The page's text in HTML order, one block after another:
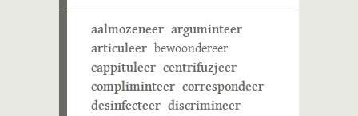
aalmozeneer arguminteer
articuleer bewoondereer
cappituleer centrifuzjeer
compliminteer correspondeer
desinfecteer discrimineer